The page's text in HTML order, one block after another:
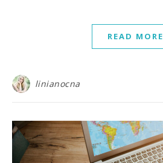
READ MORE
linianocna